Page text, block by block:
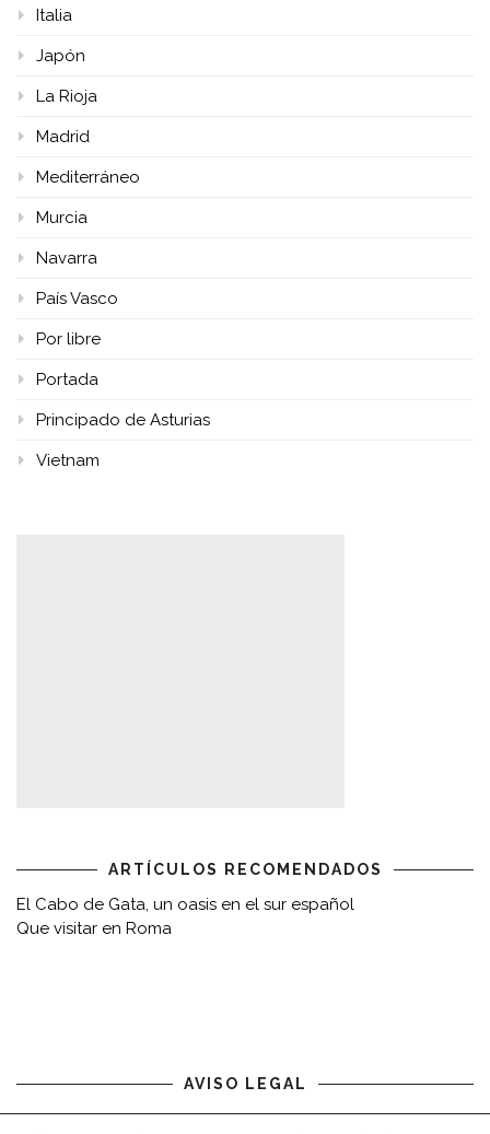
Italia
Japón
La Rioja
Madrid
Mediterráneo
Murcia
Navarra
País Vasco
Por libre
Portada
Principado de Asturias
Vietnam
ARTÍCULOS RECOMENDADOS
El Cabo de Gata, un oasis en el sur español
Que visitar en Roma
AVISO LEGAL